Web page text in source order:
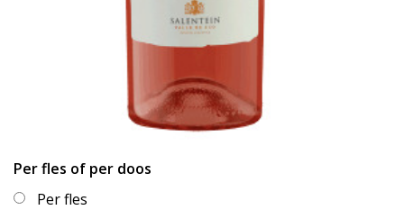
Per fles of per doos
Per fles